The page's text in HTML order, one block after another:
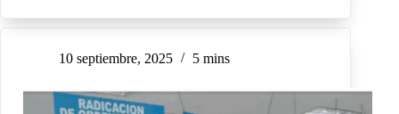
10 septiembre, 2025 5 mins